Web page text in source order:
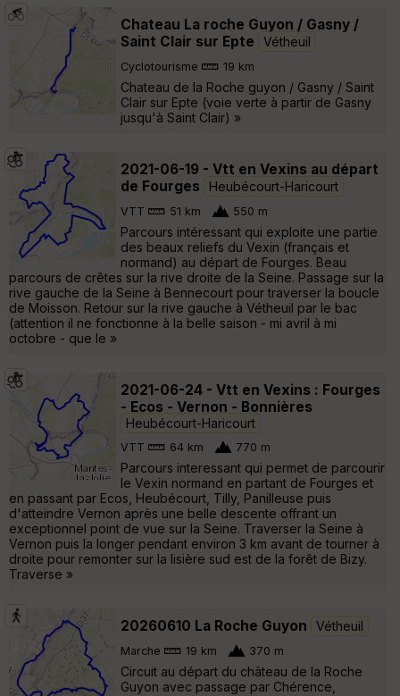
Chateau La roche Guyon / Gasny /
Saint Clair sur Epte
Vétheuil
Cyclotourisme 19 km
Chateau de la Roche guyon / Gasny / Saint
Clair sur Epte (voie verte à partir de Gasny
jusqu'à Saint Clair) »
2021-06-19 - Vtt en Vexins au départ
de Fourges
Heubécourt-Haricourt
VTT 51 km 550 m
Parcours intéressant qui exploite une partie
des beaux reliefs du Vexin (français et
normand) au départ de Fourges. Beau
parcours de crêtes sur la rive droite de la Seine. Passage sur la
rive gauche de la Seine à Bennecourt pour traverser la boucle
de Moisson. Retour sur la rive gauche à Vétheuil par le bac
(attention il ne fonctionne à la belle saison - mi avril à mi
octobre - que le »
2021-06-24 - Vtt en Vexins : Fourges
- Ecos - Vernon - Bonnières
Heubécourt-Haricourt
VTT 64 km 770 m
Parcours interessant qui permet de parcourir
le Vexin normand en partant de Fourges et
en passant par Ecos, Heubécourt, Tilly, Panilleuse puis
d'atteindre Vernon après une belle descente offrant un
exceptionnel point de vue sur la Seine. Traverser la Seine à
Vernon puis la longer pendant environ 3 km avant de tourner à
droite pour remonter sur la lisière sud est de la forêt de Bizy.
Traverse »
20260610 La Roche Guyon Vétheuil
Marche 19 km 370 m
Circuit au départ du château de la Roche
Guyon avec passage par Chérence,